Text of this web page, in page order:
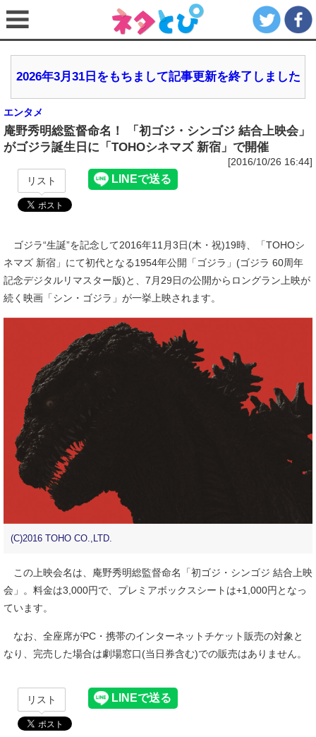
2026年3月31日をもちまして記事更新を終了しました
エンタメ
庵野秀明総監督命名！ 「初ゴジ・シンゴジ 結合上映会」
がゴジラ誕生日に「TOHOシネマズ 新宿」で開催
[2016/10/26 16:44]
リスト
ゴジラ“生誕”を記念して2016年11月3日(木・祝)19時、「TOHOシ
ネマズ 新宿」にて初代となる1954年公開「ゴジラ」(ゴジラ 60周年
記念デジタルリマスター版)と、7月29日の公開からロングラン上映が
続く映画「シン・ゴジラ」が一挙上映されます。
(C)2016 TOHO CO.,LTD.
この上映会名は、庵野秀明総監督命名「初ゴジ・シンゴジ 結合上映
会」。料金は3,000円で、プレミアボックスシートは+1,000円となっ
ています。
なお、全座席がPC・携帯のインターネットチケット販売の対象と
なり、完売した場合は劇場窓口(当日券含む)での販売はありません。
リスト